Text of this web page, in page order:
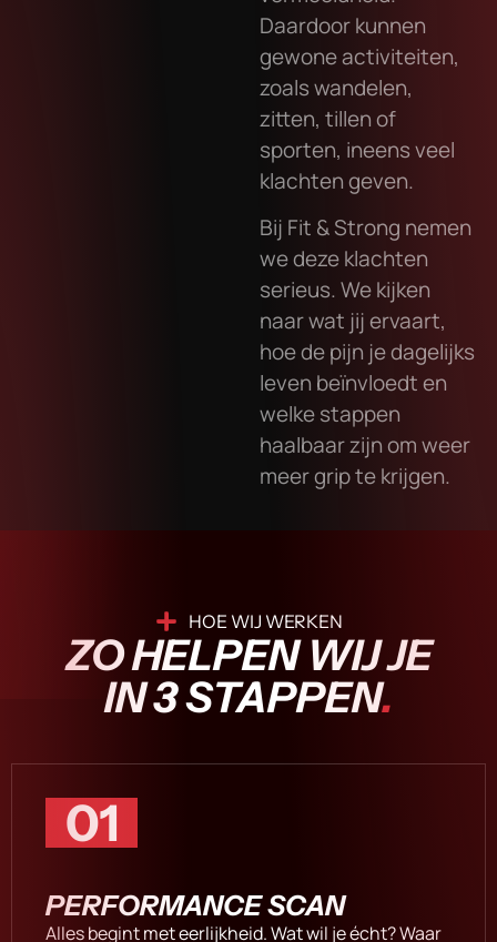
Daardoor kunnen
gewone activiteiten,
zoals wandelen,
zitten, tillen of
sporten, ineens veel
klachten geven.
Bij Fit & Strong nemen
we deze klachten
serieus. We kijken
naar wat jij ervaart,
hoe de pijn je dagelijks
leven beïnvloedt en
welke stappen
haalbaar zijn om weer
meer grip te krijgen.
HOE WIJ WERKEN
ZO HELPEN WIJ JE
IN 3 STAPPEN.
01
PERFORMANCE SCAN
Alles begint met eerlijkheid. Wat wil je écht? Waar